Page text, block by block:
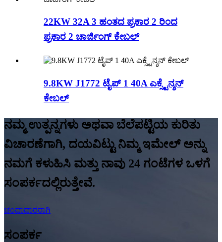
22KW 32A 3 ಹಂತದ ಪ್ರಕಾರ 2 ರಿಂದ
ಪ್ರಕಾರ 2 ಚಾರ್ಜಿಂಗ್ ಕೇಬಲ್
9.8KW J1772 ಟೈಪ್ 1 40A ಎಕ್ಸ್ಟೆನ್ಶನ್
ಕೇಬಲ್
ನಮ್ಮ ಉತ್ಪನ್ನಗಳು ಅಥವಾ ಬೆಲೆಪಟ್ಟಿಯ ಕುರಿತು
ವಿಚಾರಣೆಗಾಗಿ, ದಯವಿಟ್ಟು ನಿಮ್ಮ ಇಮೇಲ್ ಅನ್ನು
ನಮಗೆ ಕಳುಹಿಸಿ ಮತ್ತು ನಾವು 24 ಗಂಟೆಗಳ ಒಳಗೆ
ಸಂಪರ್ಕದಲ್ಲಿರುತ್ತೇವೆ.
ಚಂದಾದಾರರಾಗಿ
ಸಂಪರ್ಕ